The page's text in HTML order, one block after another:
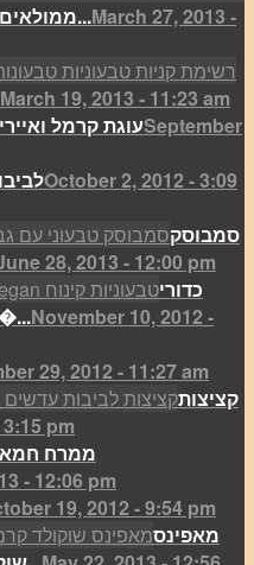
ממולאים טבעונים עם אורז ופטריות...March 27, 2013 -
March 19, 2013 - 11:23 am
עוגת קרמלSeptember
October 2, 2012 - 3:09
סמבוסק
28, 2013 - 12:00 pm
כדורי
שוקולד טבעוניים קליםNovember 10, 2012 -
29, 2012 - 11:27 am
קציצות
pm
ממרח
- 12:06 pm
19, 2012 - 9:54 pm
מאפינס